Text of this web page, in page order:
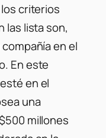
criterios
las lista son,
en el
En este
en el
una
millones